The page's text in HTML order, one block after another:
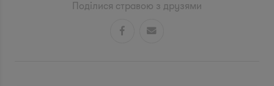
Поділися стравою з друзями
 